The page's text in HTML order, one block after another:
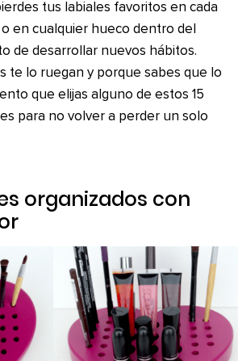
tus labiales favoritos en cada
en cualquier hueco dentro del
de desarrollar nuevos hábitos.
te lo ruegan y porque sabes que lo
que elijas alguno de estos 15
para no volver a perder un solo
organizados con